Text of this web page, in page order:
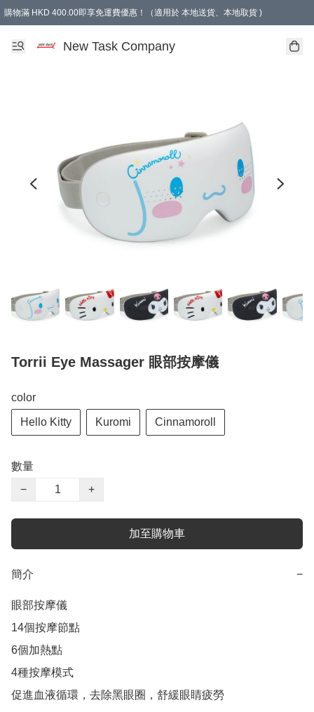
購物滿 HKD 400.00即享免運費優惠！（適用於 本地送貨、本地取貨 )
New Task Company
Torrii Eye Massager 眼部按摩儀
color
Hello Kitty Kuromi Cinnamoroll
數量
−
+
加至購物車
簡介 −
眼部按摩儀
14個按摩節點
6個加熱點
4種按摩模式
促進血液循環，去除黑眼圈，舒緩眼睛疲勞